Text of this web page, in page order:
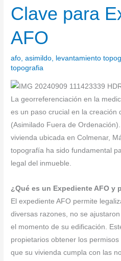
Clave para
AFO
afo,asimildo, levantamiento
topografia
La georreferenciación en la
es un paso crucial en la creación
(Asimilado Fuera de
vivienda ubicada en Colmenar,
topografía ha sido fundamental
legal del inmueble.
¿Qué es un Expediente AFO y
El expediente AFO permite
diversas razones, no se
el momento de su edificación.
propietarios obtener los
que su vivienda cumpla con las
Clave
Expedientes